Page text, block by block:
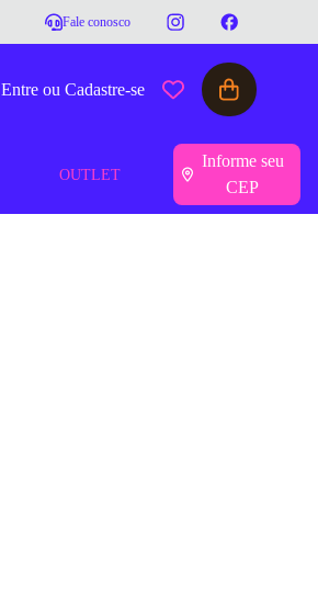
Fale conosco
Entre ou Cadastre-se
OUTLET
Informe seu
CEP